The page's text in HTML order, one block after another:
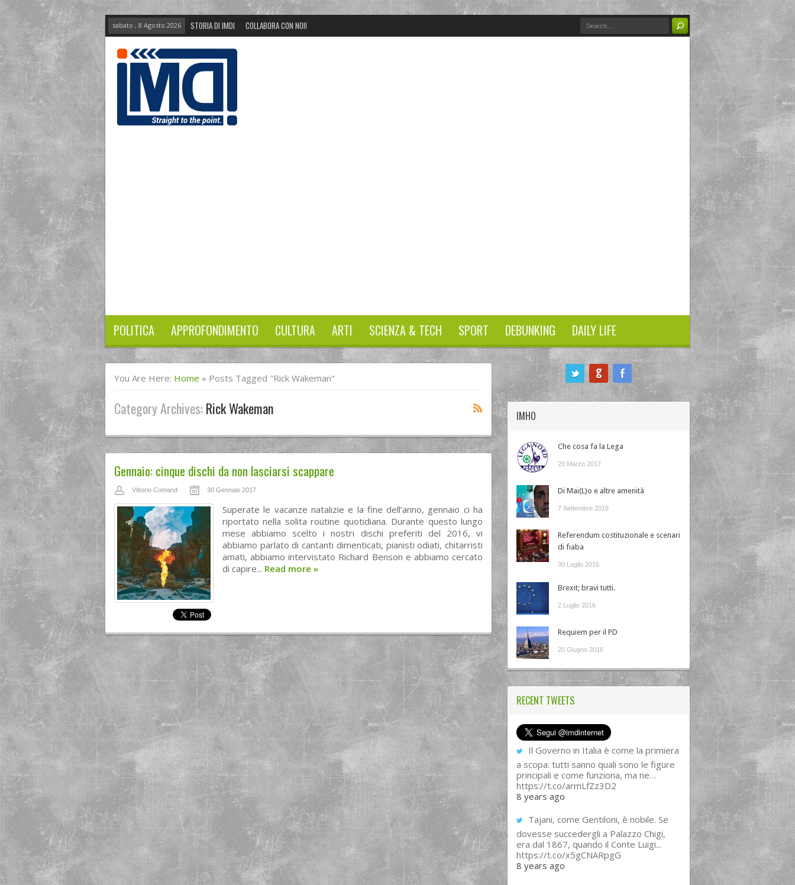
sabato , 8 Agosto 2026 STORIA DI IMDI COLLABORA CON NOI!
POLITICA APPROFONDIMENTO CULTURA ARTI SCIENZA & TECH SPORT DEBUNKING DAILY LIFE
You Are Here: Home » Posts Tagged "rick Wakeman"
Category Archives:Rick Wakeman
Gennaio: cinque dischi da non lasciarsi scappare
Vittorio Comand 30 Gennaio 2017
Superate le vacanze natalizie e la fine dell’anno, gennaio ci ha
riportato nella solita routine quotidiana. Durante questo lungo
mese abbiamo scelto i nostri dischi preferiti del 2016, vi
abbiamo parlato di cantanti dimenticati, pianisti odiati, chitarristi
amati, abbiamo intervistato Richard Benson e abbiamo cercato
di capire... Read more »
IMHO
Che cosa fa la Lega
29 Marzo 2017
Di Mai(L)o e altre amenità
7 Settembre 2016
Referendum costituzionale e scenari
di fiaba
30 Luglio 2016
Brexit; bravi tutti.
2 Luglio 2016
Requiem per il PD
20 Giugno 2016
RECENT TWEETS
Il Governo in Italia è come la primiera
a scopa: tutti sanno quali sono le figure
principali e come funziona, ma ne…
https://t.co/armLfZz3D2
8 years ago
Tajani, come Gentiloni, è nobile. Se
dovesse succedergli a Palazzo Chigi,
era dal 1867, quando il Conte Luigi...
https://t.co/x5gCNARpgG
8 years ago